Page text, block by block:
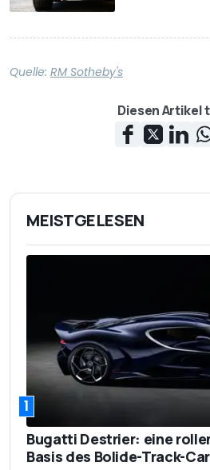
Quelle: RM Sotheby's
Diesen Artikel
MEISTGELESEN
1
Bugatti Destrier: eine
Basis des Bolide-Track-Car